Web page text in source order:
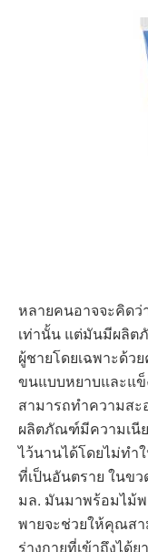
หลายคนอาจจะคิด
เท่านั้น แต่มันมีผลิ
ผู้ชายโดยเฉพาะด้
ขนแบบหยาบและแข็
สามารถทำความสะ
ผลิตภัณฑ์มีความเนี
ไว้นานได้โดยไม่ท
ที่เป็นอันตราย ในข
มล. มันมาพร้อมไม้พ
พายจะช่วยให้คุณสา
ร่างกายที่เข้าถึงได้